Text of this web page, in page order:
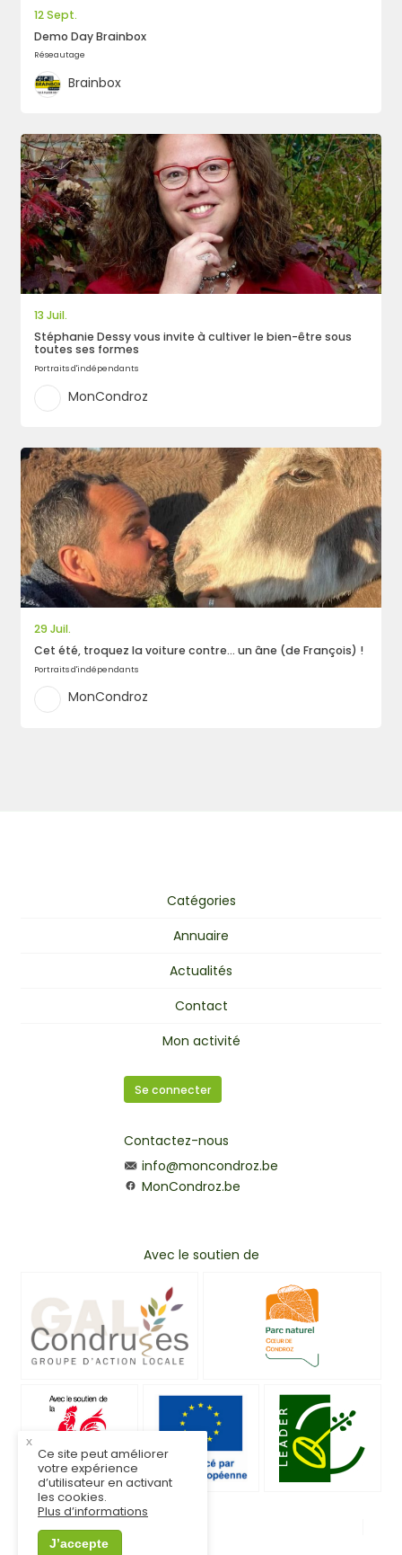
12 Sept.
Demo Day Brainbox
Réseautage
Brainbox
13 Juil.
Stéphanie Dessy vous invite à cultiver le bien-être sous
toutes ses formes
Portraits d'indépendants
MonCondroz
29 Juil.
Cet été, troquez la voiture contre… un âne (de François) !
Portraits d'indépendants
MonCondroz
Catégories
Annuaire
Actualités
Contact
Mon activité
Se connecter
Contactez-nous
info@moncondroz.be
MonCondroz.be
Avec le soutien de
© MonCondroz.be
Mentions légales
x
Ce site peut améliorer
votre expérience
d’utilisateur en activant
les cookies.
Plus d’informations
J’accepte